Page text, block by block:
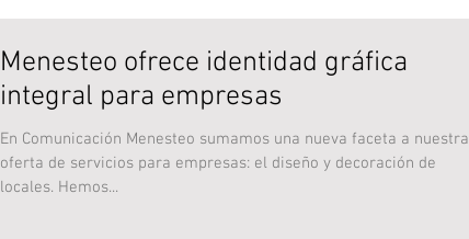
Menesteo ofrece identidad gráfica
integral para empresas
En Comunicación Menesteo sumamos una nueva faceta a nuestra
oferta de servicios para empresas: el diseño y decoración de
locales. Hemos...